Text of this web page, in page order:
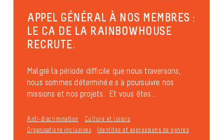
APPEL GÉNÉRAL À NOS MEMBRES :
LE CA DE LA RAINBOWHOUSE
RECRUTE.
Malgré la période difficile que nous traversons,
nous sommes déterminé.e.s à poursuivre nos
missions et nos projets. Et vous êtes...
Anti-discrimination
Culture et loisirs
Organisations inclusives
Identités et expressions de genres